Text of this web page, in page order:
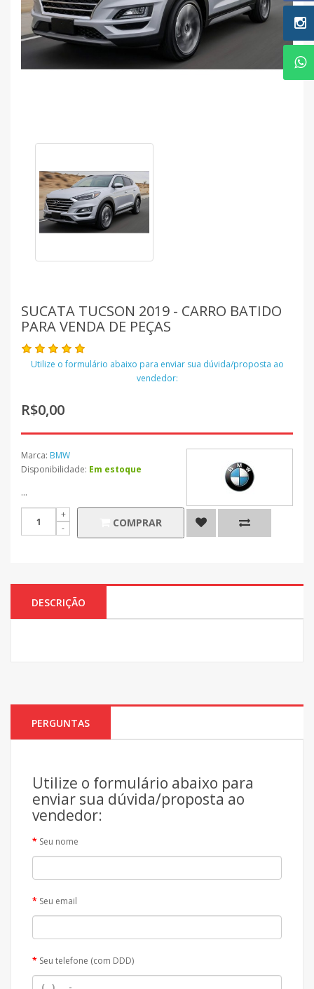
SUCATA TUCSON 2019 - CARRO BATIDO
PARA VENDA DE PEÇAS
Utilize o formulário abaixo para enviar sua dúvida/proposta ao
vendedor:
R$0,00
Marca: BMW
Disponibilidade: Em estoque
...
COMPRAR
DESCRIÇÃO
PERGUNTAS
Utilize o formulário abaixo para
enviar sua dúvida/proposta ao
vendedor:
Seu nome
Seu email
Seu telefone (com DDD)